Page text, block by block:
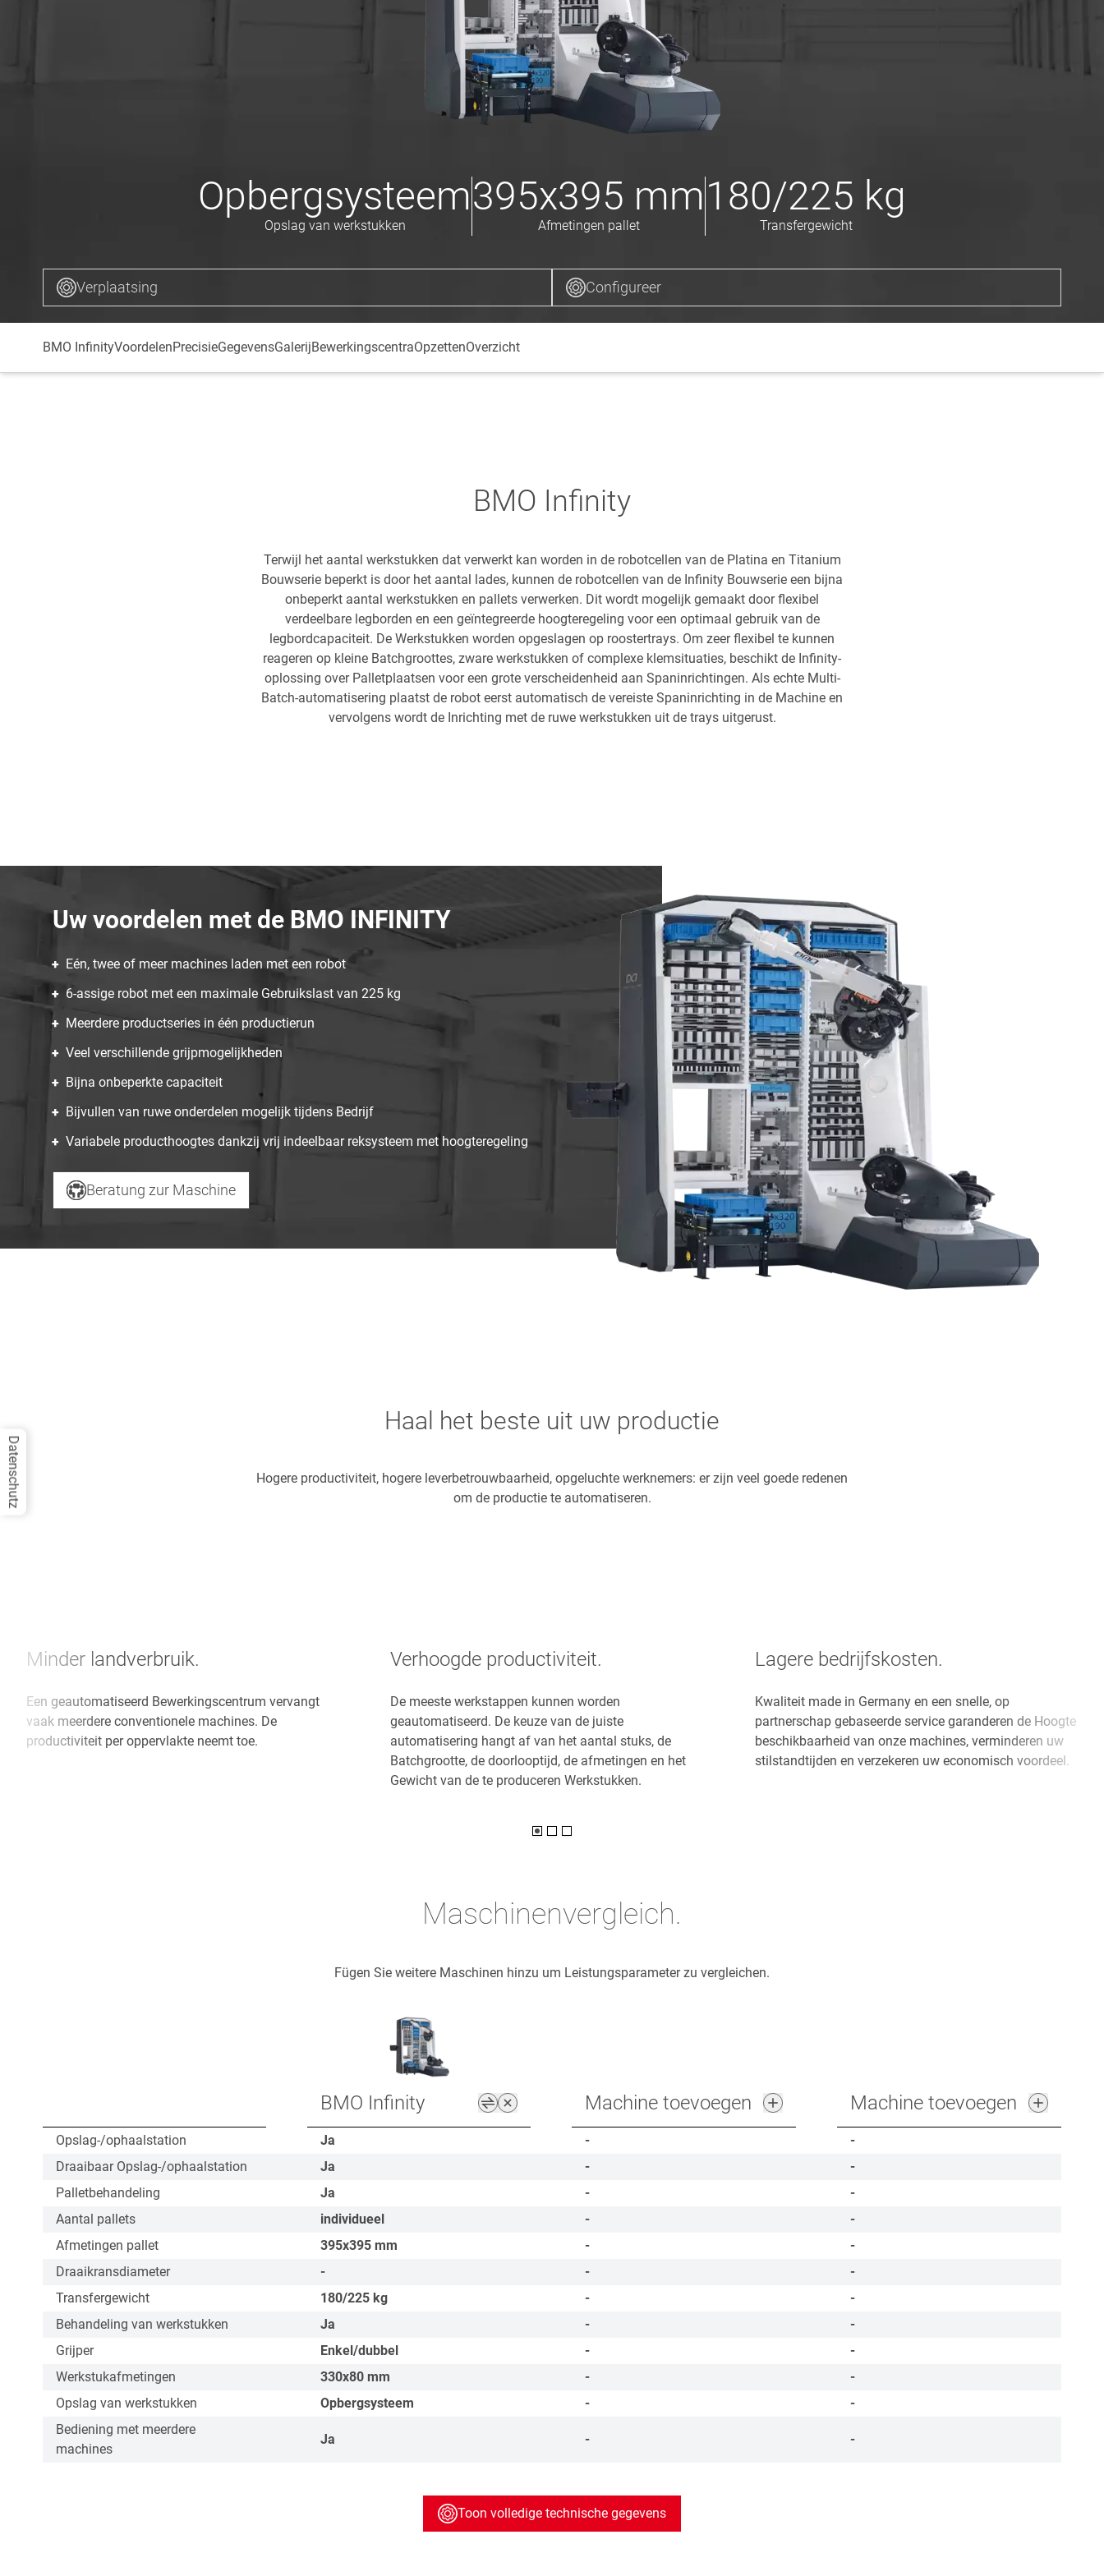
Opbergsysteem
Opslag van werkstukken
395x395 mm
Afmetingen pallet
180/225 kg
Transfergewicht
Verplaatsing Configureer
BMO InfinityVoordelenPrecisieGegevensGalerijBewerkingscentraOpzettenOverzicht
BMO Infinity
Terwijl het aantal werkstukken dat verwerkt kan worden in de robotcellen van de Platina en Titanium
Bouwserie beperkt is door het aantal lades, kunnen de robotcellen van de Infinity Bouwserie een bijna
onbeperkt aantal werkstukken en pallets verwerken. Dit wordt mogelijk gemaakt door flexibel
verdeelbare legborden en een geïntegreerde hoogteregeling voor een optimaal gebruik van de
legbordcapaciteit. De Werkstukken worden opgeslagen op roostertrays. Om zeer flexibel te kunnen
reageren op kleine Batchgroottes, zware werkstukken of complexe klemsituaties, beschikt de Infinity-
oplossing over Palletplaatsen voor een grote verscheidenheid aan Spaninrichtingen. Als echte Multi-
Batch-automatisering plaatst de robot eerst automatisch de vereiste Spaninrichting in de Machine en
vervolgens wordt de Inrichting met de ruwe werkstukken uit de trays uitgerust.
Uw voordelen met de BMO INFINITY
Eén, twee of meer machines laden met een robot
6-assige robot met een maximale Gebruikslast van 225 kg
Meerdere productseries in één productierun
Veel verschillende grijpmogelijkheden
Bijna onbeperkte capaciteit
Bijvullen van ruwe onderdelen mogelijk tijdens Bedrijf
Variabele producthoogtes dankzij vrij indeelbaar reksysteem met hoogteregeling
Beratung zur Maschine
Haal het beste uit uw productie
Hogere productiviteit, hogere leverbetrouwbaarheid, opgeluchte werknemers: er zijn veel goede redenen
om de productie te automatiseren.
Minder landverbruik.
Een geautomatiseerd Bewerkingscentrum vervangt
vaak meerdere conventionele machines. De
productiviteit per oppervlakte neemt toe.
Verhoogde productiviteit.
De meeste werkstappen kunnen worden
geautomatiseerd. De keuze van de juiste
automatisering hangt af van het aantal stuks, de
Batchgrootte, de doorlooptijd, de afmetingen en het
Gewicht van de te produceren Werkstukken.
Lagere bedrijfskosten.
Kwaliteit made in Germany en een snelle, op
partnerschap gebaseerde service garanderen de Hoogte
beschikbaarheid van onze machines, verminderen uw
stilstandtijden en verzekeren uw economisch voordeel.
Maschinenvergleich.
Fügen Sie weitere Maschinen hinzu um Leistungsparameter zu vergleichen.
BMO Infinity Machine toevoegen Machine toevoegen
Opslag-/ophaalstation Ja -
-
Draaibaar Opslag-/ophaalstation
Ja -
-
Palletbehandeling
Ja -
-
Aantal pallets
individueel -
-
Afmetingen pallet
395x395 mm -
-
Draaikransdiameter
- -
-
Transfergewicht
180/225 kg -
-
Behandeling van werkstukken
Ja -
-
Grijper
Enkel/dubbel -
-
Werkstukafmetingen
330x80 mm -
-
Opslag van werkstukken
Opbergsysteem -
-
Bediening met meerdere
machines
Ja - -
Toon volledige technische gegevens
Datenschutz